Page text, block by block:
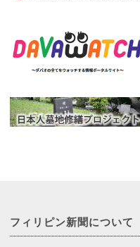
フィリピン新聞について